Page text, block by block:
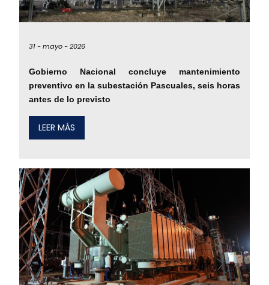
31 -mayo -2026
Gobierno Nacional concluye mantenimiento
preventivo en la subestación Pascuales, seis horas
antes de lo previsto
LEER MÁS